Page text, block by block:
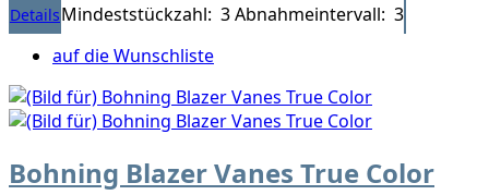
DetailsMindeststückzahl: 3Abnahmeintervall: 3
auf die Wunschliste
Bohning Blazer Vanes True Color